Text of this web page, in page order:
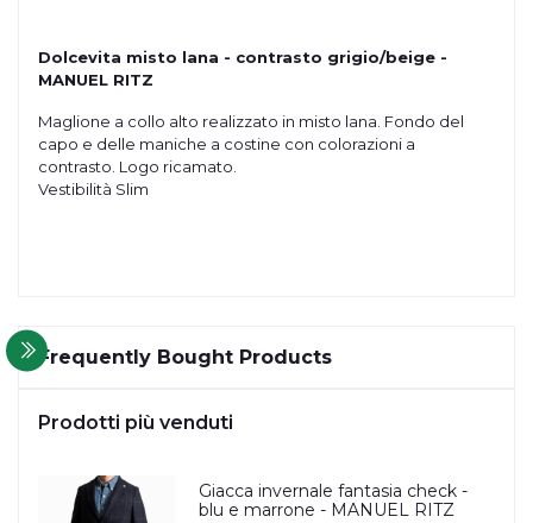
Dolcevita misto lana - contrasto grigio/beige -
MANUEL RITZ
Maglione a collo alto realizzato in misto lana. Fondo del
capo e delle maniche a costine con colorazioni a
contrasto. Logo ricamato.
Vestibilità Slim
Frequently Bought Products
Prodotti più venduti
Giacca invernale fantasia check -
blu e marrone - MANUEL RITZ